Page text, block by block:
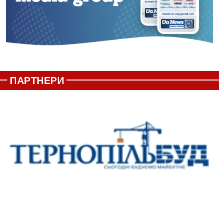
ПАРТНЕРИ